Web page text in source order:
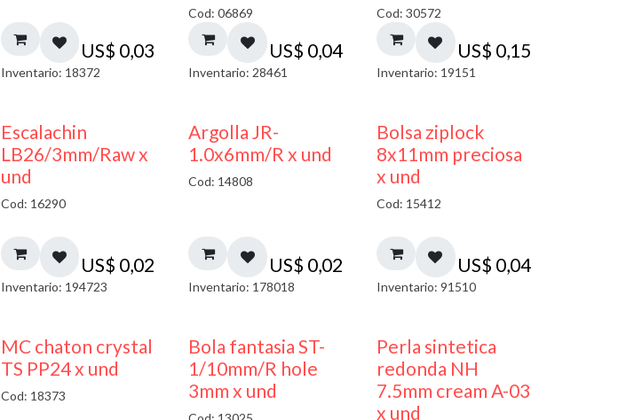
US$ 0,03
Inventario: 18372
Cod: 06869
US$ 0,04
Inventario: 28461
Cod: 30572
US$ 0,15
Inventario: 19151
Escalachin
LB26/3mm/Raw x
und
Cod: 16290
US$ 0,02
Inventario: 194723
Argolla JR-
1.0x6mm/R x und
Cod: 14808
US$ 0,02
Inventario: 178018
¡NUEVO!
Bolsa ziplock
8x11mm preciosa
x und
Cod: 15412
US$ 0,04
Inventario: 91510
MC chaton crystal
TS PP24 x und
Cod: 18373
Bola fantasia ST-
1/10mm/R hole
3mm x und
Perla sintetica
redonda NH
7.5mm cream A-03
x und